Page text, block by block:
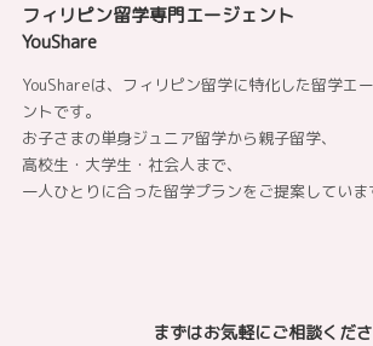
フィリピン留学専門エージェント
YouShare
YouShareは、フィリピン留学に特化した留学エ
ントです。
お子さまの単身ジュニア留学から親子留学、
高校生・大学生・社会人まで、
一人ひとりに合った留学プランをご提案していま
まずはお気軽にご相談くだ